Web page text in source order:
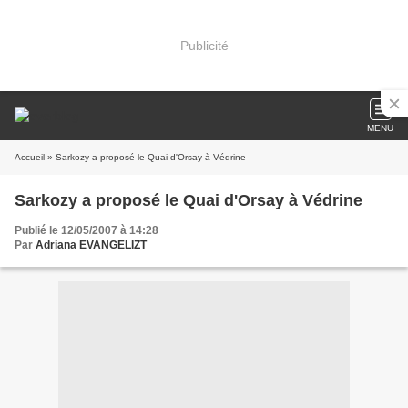
Publicité
MENU
Accueil » Sarkozy a proposé le Quai d'Orsay à Védrine
Sarkozy a proposé le Quai d'Orsay à Védrine
Publié le 12/05/2007 à 14:28
Par Adriana EVANGELIZT